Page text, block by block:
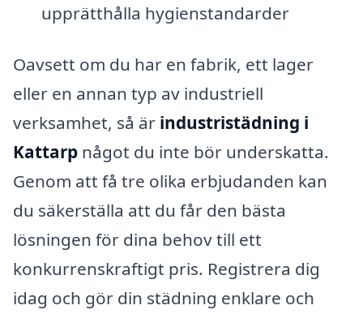
upprätthålla hygienstandarder
Oavsett om du har en fabrik, ett lager
eller en annan typ av industriell
verksamhet, så är industristädning i
Kattarp något du inte bör underskatta.
Genom att få tre olika erbjudanden kan
du säkerställa att du får den bästa
lösningen för dina behov till ett
konkurrenskraftigt pris. Registrera dig
idag och gör din städning enklare och